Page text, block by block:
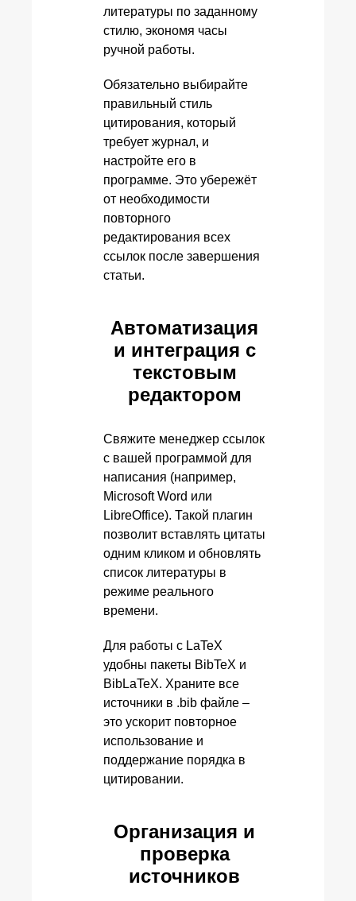
литературы по заданному
стилю, экономя часы
ручной работы.
Обязательно выбирайте
правильный стиль
цитирования, который
требует журнал, и
настройте его в
программе. Это убережёт
от необходимости
повторного
редактирования всех
ссылок после завершения
статьи.
Автоматизация
и интеграция с
текстовым
редактором
Свяжите менеджер ссылок
с вашей программой для
написания (например,
Microsoft Word или
LibreOffice). Такой плагин
позволит вставлять цитаты
одним кликом и обновлять
список литературы в
режиме реального
времени.
Для работы с LaTeX
удобны пакеты BibTeX и
BibLaTeX. Храните все
источники в .bib файле –
это ускорит повторное
использование и
поддержание порядка в
цитировании.
Организация и
проверка
источников